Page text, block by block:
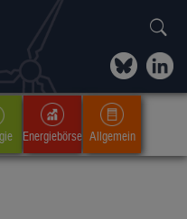
Energiebörse Allgemein